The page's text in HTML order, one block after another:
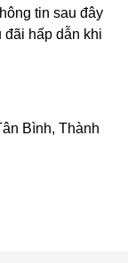
tin sau đây
hấp dẫn khi
Bình, Thành